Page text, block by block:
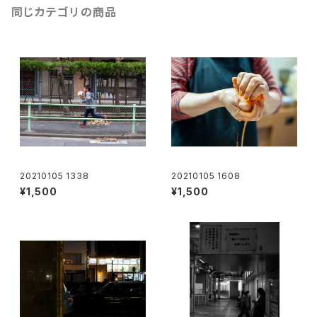
同じカテゴリの商品
20210105 1338
¥1,500
20210105 1608
¥1,500